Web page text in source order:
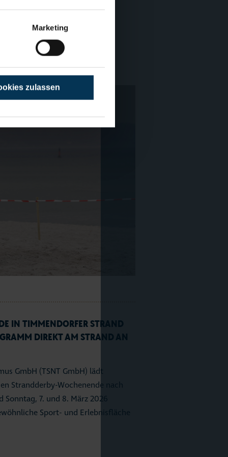
Marketing
zulassen
IN TIMMENDORFER STRAND R
DIREKT AM STRAND AN D
GmbH (TSNT GmbH) lädt
Strandderby-Wochenende nach
7. und 8. März 2026
Sport- und Erlebnisfläche